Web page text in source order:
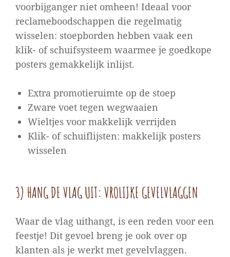
voorbijganger niet omheen! Ideaal voor
reclameboodschappen die regelmatig
wisselen: stoepborden hebben vaak een
klik- of schuifsysteem waarmee je goedkope
posters gemakkelijk inlijst.
Extra promotieruimte op de stoep
Zware voet tegen wegwaaien
Wieltjes voor makkelijk verrijden
Klik- of schuiflijsten: makkelijk posters
wisselen
3) HANG DE VLAG UIT: VROLIJKE GEVELVLAGGEN
Waar de vlag uithangt, is een reden voor een
feestje! Dit gevoel breng je ook over op
klanten als je werkt met gevelvlaggen.